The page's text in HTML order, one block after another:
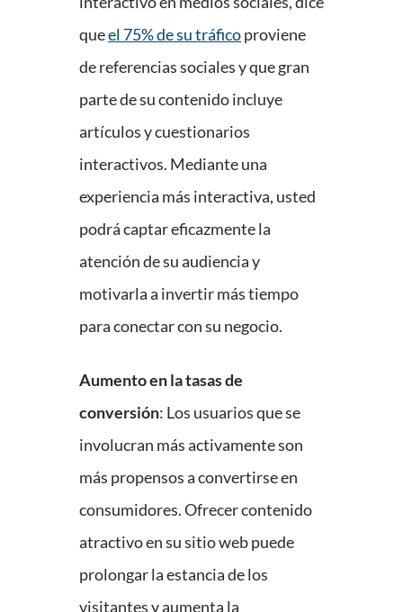
queel 75% de su tráficoproviene
de referencias sociales y que gran
parte de su contenido incluye
artículos y cuestionarios
interactivos. Mediante una
experiencia más interactiva, usted
podrá captar eficazmente la
atención de su audiencia y
motivarla a invertir más tiempo
para conectar con su negocio.
Aumento en la tasas de
conversión: Los usuarios que se
involucran más activamente son
más propensos a convertirse en
consumidores. Ofrecer contenido
atractivo en su sitio web puede
prolongar la estancia de los
visitantes y aumenta la